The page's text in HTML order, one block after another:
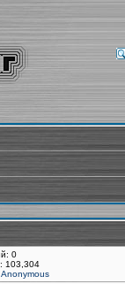
0
103,304
Anonymous